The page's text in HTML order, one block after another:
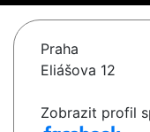
Praha
Eliášova 12
Zobrazit profil